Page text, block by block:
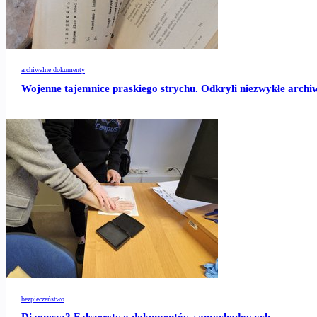
archiwalne dokumenty
Wojenne tajemnice praskiego strychu. Odkryli niezwykłe
bezpieczeństwo